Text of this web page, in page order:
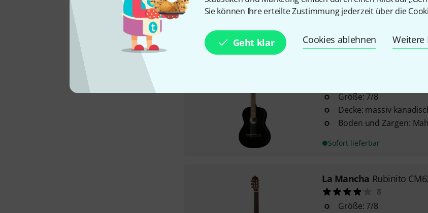
Sie können Ihre erteilte Zustimmung jederzeit über die
Geht klar Cookies ablehnen Weitere
In ca. einer Woche lieferbar
Größe: 7/8
Decke: massiv
Boden und Zargen:
Sofort lieferbar
La Mancha Rubinito
8
Größe: 7/8